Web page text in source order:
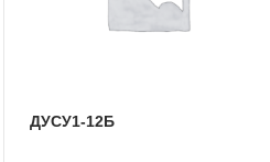
ДУСУ1-12Б